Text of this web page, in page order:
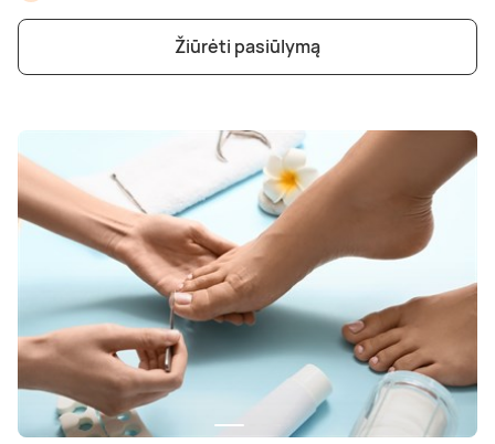
Poilsis dvaruose ir pilyse
Masažų kompleksai
Kitos vandens pramogos
Žiūrėti pasiūlymą